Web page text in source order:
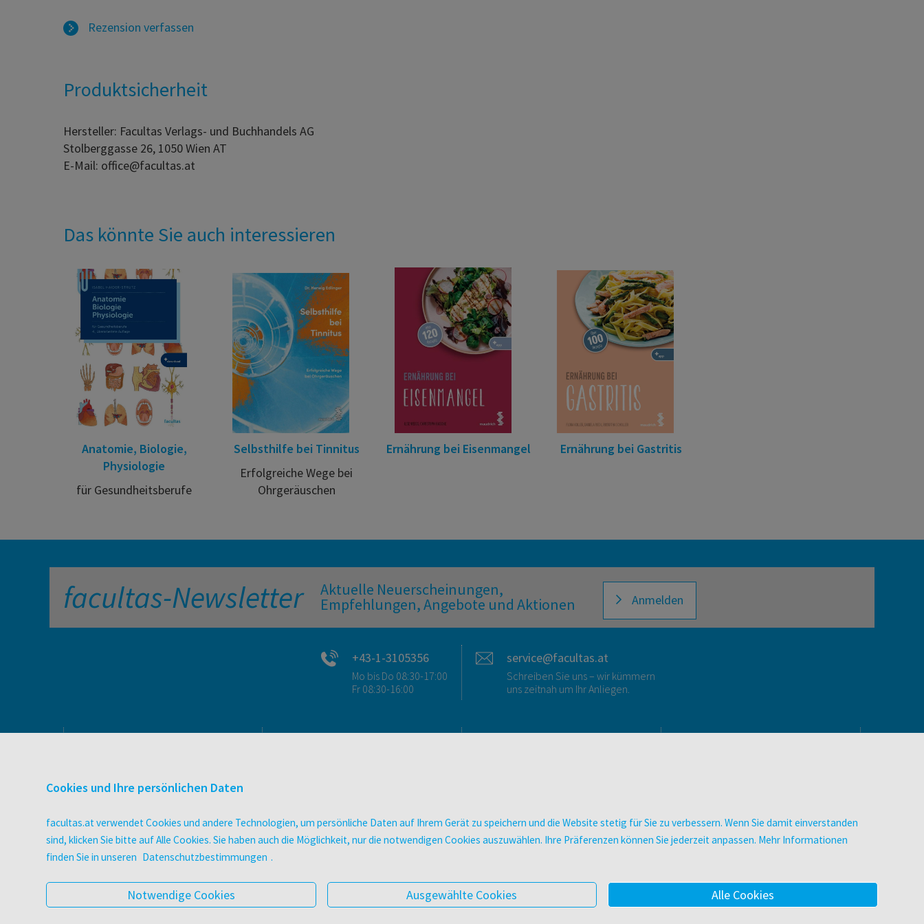
Rezension verfassen
Produktsicherheit
Hersteller: Facultas Verlags- und Buchhandels AG
Stolberggasse 26, 1050 Wien AT
E-Mail: office@facultas.at
Das könnte Sie auch interessieren
Anatomie, Biologie,
Physiologie
für Gesundheitsberufe
Selbsthilfe bei Tinnitus
Erfolgreiche Wege bei
Ohrgeräuschen
Ernährung bei Eisenmangel Ernährung bei Gastritis
facultas-Newsletter Aktuelle Neuerscheinungen,
Empfehlungen, Angebote und Aktionen Anmelden
+43-1-3105356
Mo bis Do 08:30-17:00
Fr 08:30-16:00
service@facultas.at
Schreiben Sie uns – wir kümmern
uns zeitnah um Ihr Anliegen.
Buchhandel
Druckerei facultas druckt.
Wissen Magazin
Pflegeausbildung
Ansprechpartner:innen
So finden Sie uns
E-Books
facultas Club
Datenschutz & Cookies
AGB
Cookies und Ihre persönlichen Daten
facultas.at verwendet Cookies und andere Technologien, um persönliche Daten auf Ihrem Gerät zu speichern und die Website stetig für Sie zu verbessern. Wenn Sie damit einverstanden
sind, klicken Sie bitte auf Alle Cookies. Sie haben auch die Möglichkeit, nur die notwendigen Cookies auszuwählen. Ihre Präferenzen können Sie jederzeit anpassen. Mehr Informationen
finden Sie in unseren Datenschutzbestimmungen .
Notwendige Cookies Ausgewählte Cookies Alle Cookies